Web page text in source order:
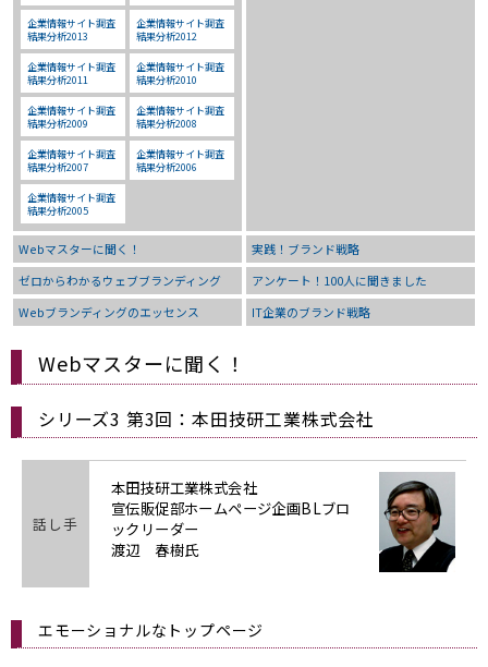
企業情報サイト調査
結果分析2013
企業情報サイト調査
結果分析2012
企業情報サイト調査
結果分析2011
企業情報サイト調査
結果分析2010
企業情報サイト調査
結果分析2009
企業情報サイト調査
結果分析2008
企業情報サイト調査
結果分析2007
企業情報サイト調査
結果分析2006
企業情報サイト調査
結果分析2005
Webマスターに聞く！
実践！ブランド戦略
ゼロからわかるウェブブランディング
アンケート！100人に聞きました
Webブランディングのエッセンス
IT企業のブランド戦略
Webマスターに聞く！
シリーズ3 第3回：本田技研工業株式会社
話し手
本田技研工業株式会社
宣伝販促部ホームページ企画BLブロ
ックリーダー
渡辺 春樹氏
エモーショナルなトップページ